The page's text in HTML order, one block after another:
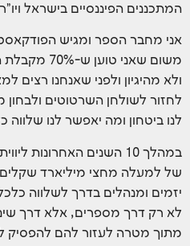
המתכננים הפיננסיים בישראל
אני מחבר הספר ומגיש
משום שאני
ולא מהיגיון ולפני שאנחנו
לחזור לשולחן השרטוטים
לנו ביטחון ומה יאפשר לנו שלווה
במהלך 10 השנים
של למעלה מחצי מיליארד
יזמים ומנהלים בדרך לשלווה
לא רק דרך מספרים, אלא דרך
מתוך מטרה לעזור להם להפסיק